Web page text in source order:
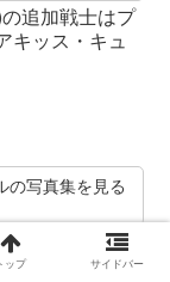
追加戦士はプ
キッス・キュ
の写真集を見る
中身を無料で
ップ サイドバー